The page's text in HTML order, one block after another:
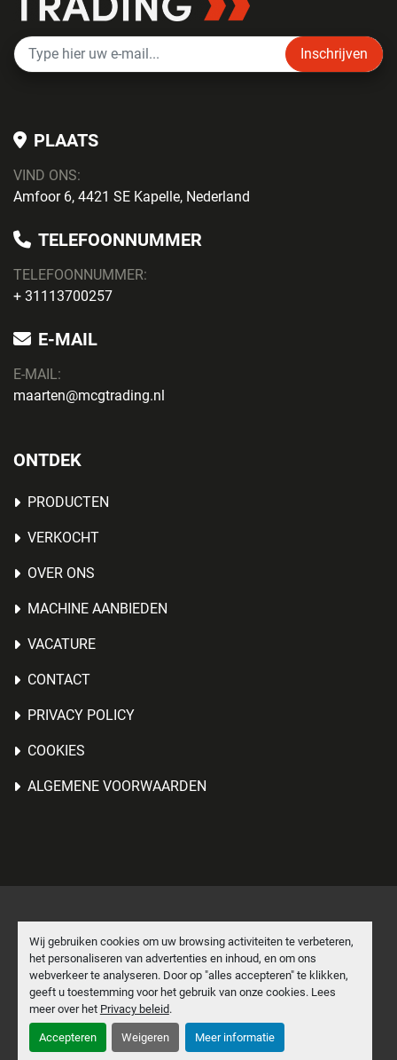
Wij gebruiken cookies om uw browsing activiteiten te verbeteren,
het personaliseren van advertenties en inhoud, en om ons
webverkeer te analyseren. Door op "alles accepteren" te klikken,
geeft u toestemming voor het gebruik van onze cookies. Lees
meer over het Privacy beleid.
Accepteren Weigeren Meer informatie
Inschrijven
PLAATS
VIND ONS:
Amfoor 6, 4421 SE Kapelle, Nederland
TELEFOONNUMMER
TELEFOONNUMMER:
+ 31113700257
E-MAIL
E-MAIL:
maarten@mcgtrading.nl
ONTDEK
PRODUCTEN
VERKOCHT
OVER ONS
MACHINE AANBIEDEN
VACATURE
CONTACT
PRIVACY POLICY
COOKIES
ALGEMENE VOORWAARDEN
Cookies beheren
Machinio Systemwebsite doorMachinio